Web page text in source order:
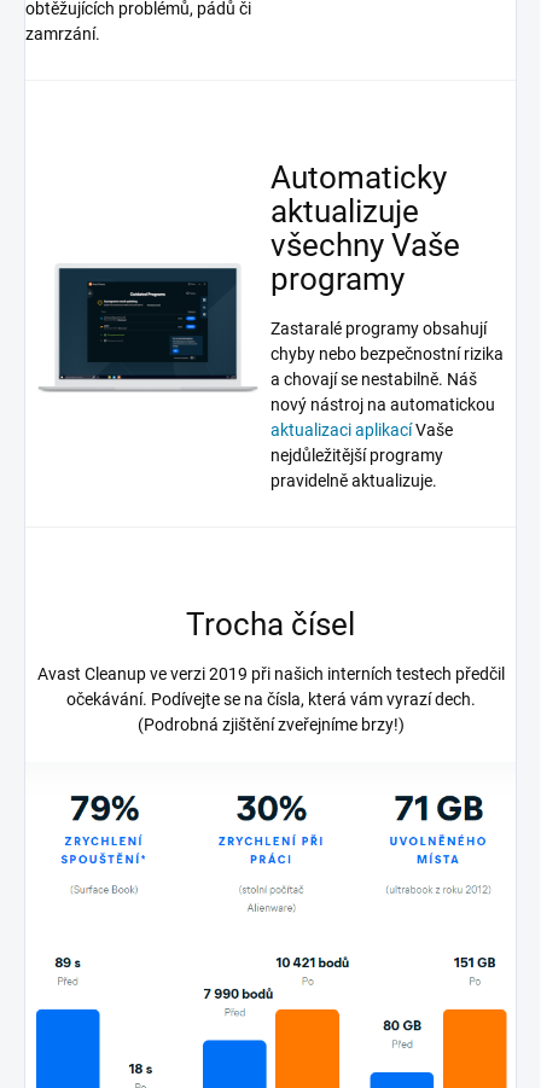
obtěžujících problémů, pádů či
zamrzání.
Automaticky
aktualizuje
všechny Vaše
programy
Zastaralé programy obsahují
chyby nebo bezpečnostní rizika
a chovají se nestabilně. Náš
nový nástroj na automatickou
aktualizaci aplikacíVaše
nejdůležitější programy
pravidelně aktualizuje.
Trocha čísel
Avast Cleanup ve verzi 2019 při našich interních testech předčil
očekávání. Podívejte se na čísla, která vám vyrazí dech.
(Podrobná zjištění zveřejníme brzy!)